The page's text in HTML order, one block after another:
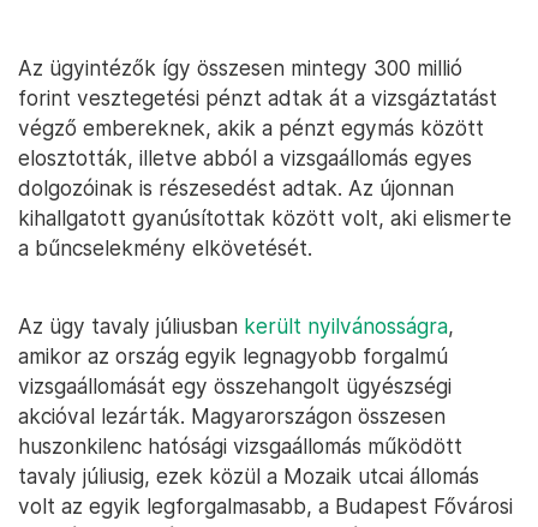
Az ügyintézők így összesen mintegy 300 millió
forint vesztegetési pénzt adtak át a vizsgáztatást
végző embereknek, akik a pénzt egymás között
elosztották, illetve abból a vizsgaállomás egyes
dolgozóinak is részesedést adtak. Az újonnan
kihallgatott gyanúsítottak között volt, aki elismerte
a bűncselekmény elkövetését.
Az ügy tavaly júliusban került nyilvánosságra,
amikor az ország egyik legnagyobb forgalmú
vizsgaállomását egy összehangolt ügyészségi
akcióval lezárták. Magyarországon összesen
huszonkilenc hatósági vizsgaállomás működött
tavaly júliusig, ezek közül a Mozaik utcai állomás
volt az egyik legforgalmasabb, a Budapest Fővárosi